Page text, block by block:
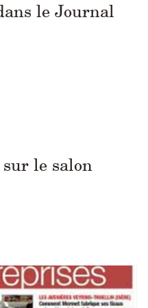
le Journal
le salon